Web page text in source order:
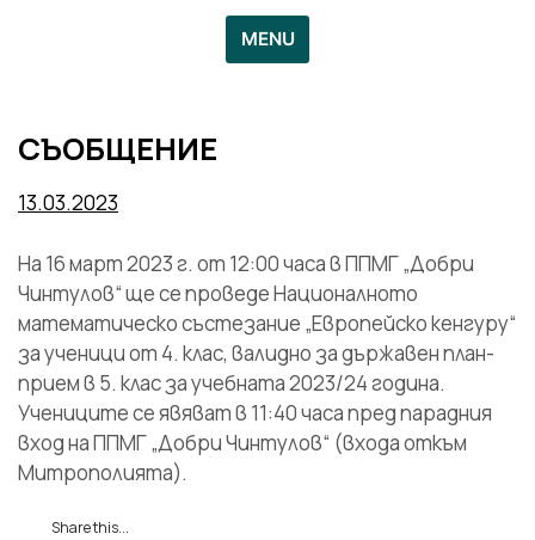
MENU
СЪОБЩЕНИЕ
13.03.2023
На 16 март 2023 г. от 12:00 часа в ППМГ „Добри
Чинтулов“ ще се проведе Националното
математическо състезание „Европейско кенгуру“
за ученици от 4. клас, валидно за държавен план-
прием в 5. клас за учебната 2023/24 година.
Учениците се явяват в 11:40 часа пред парадния
вход на ППМГ „Добри Чинтулов“ (входа откъм
Митрополията).
Share this...